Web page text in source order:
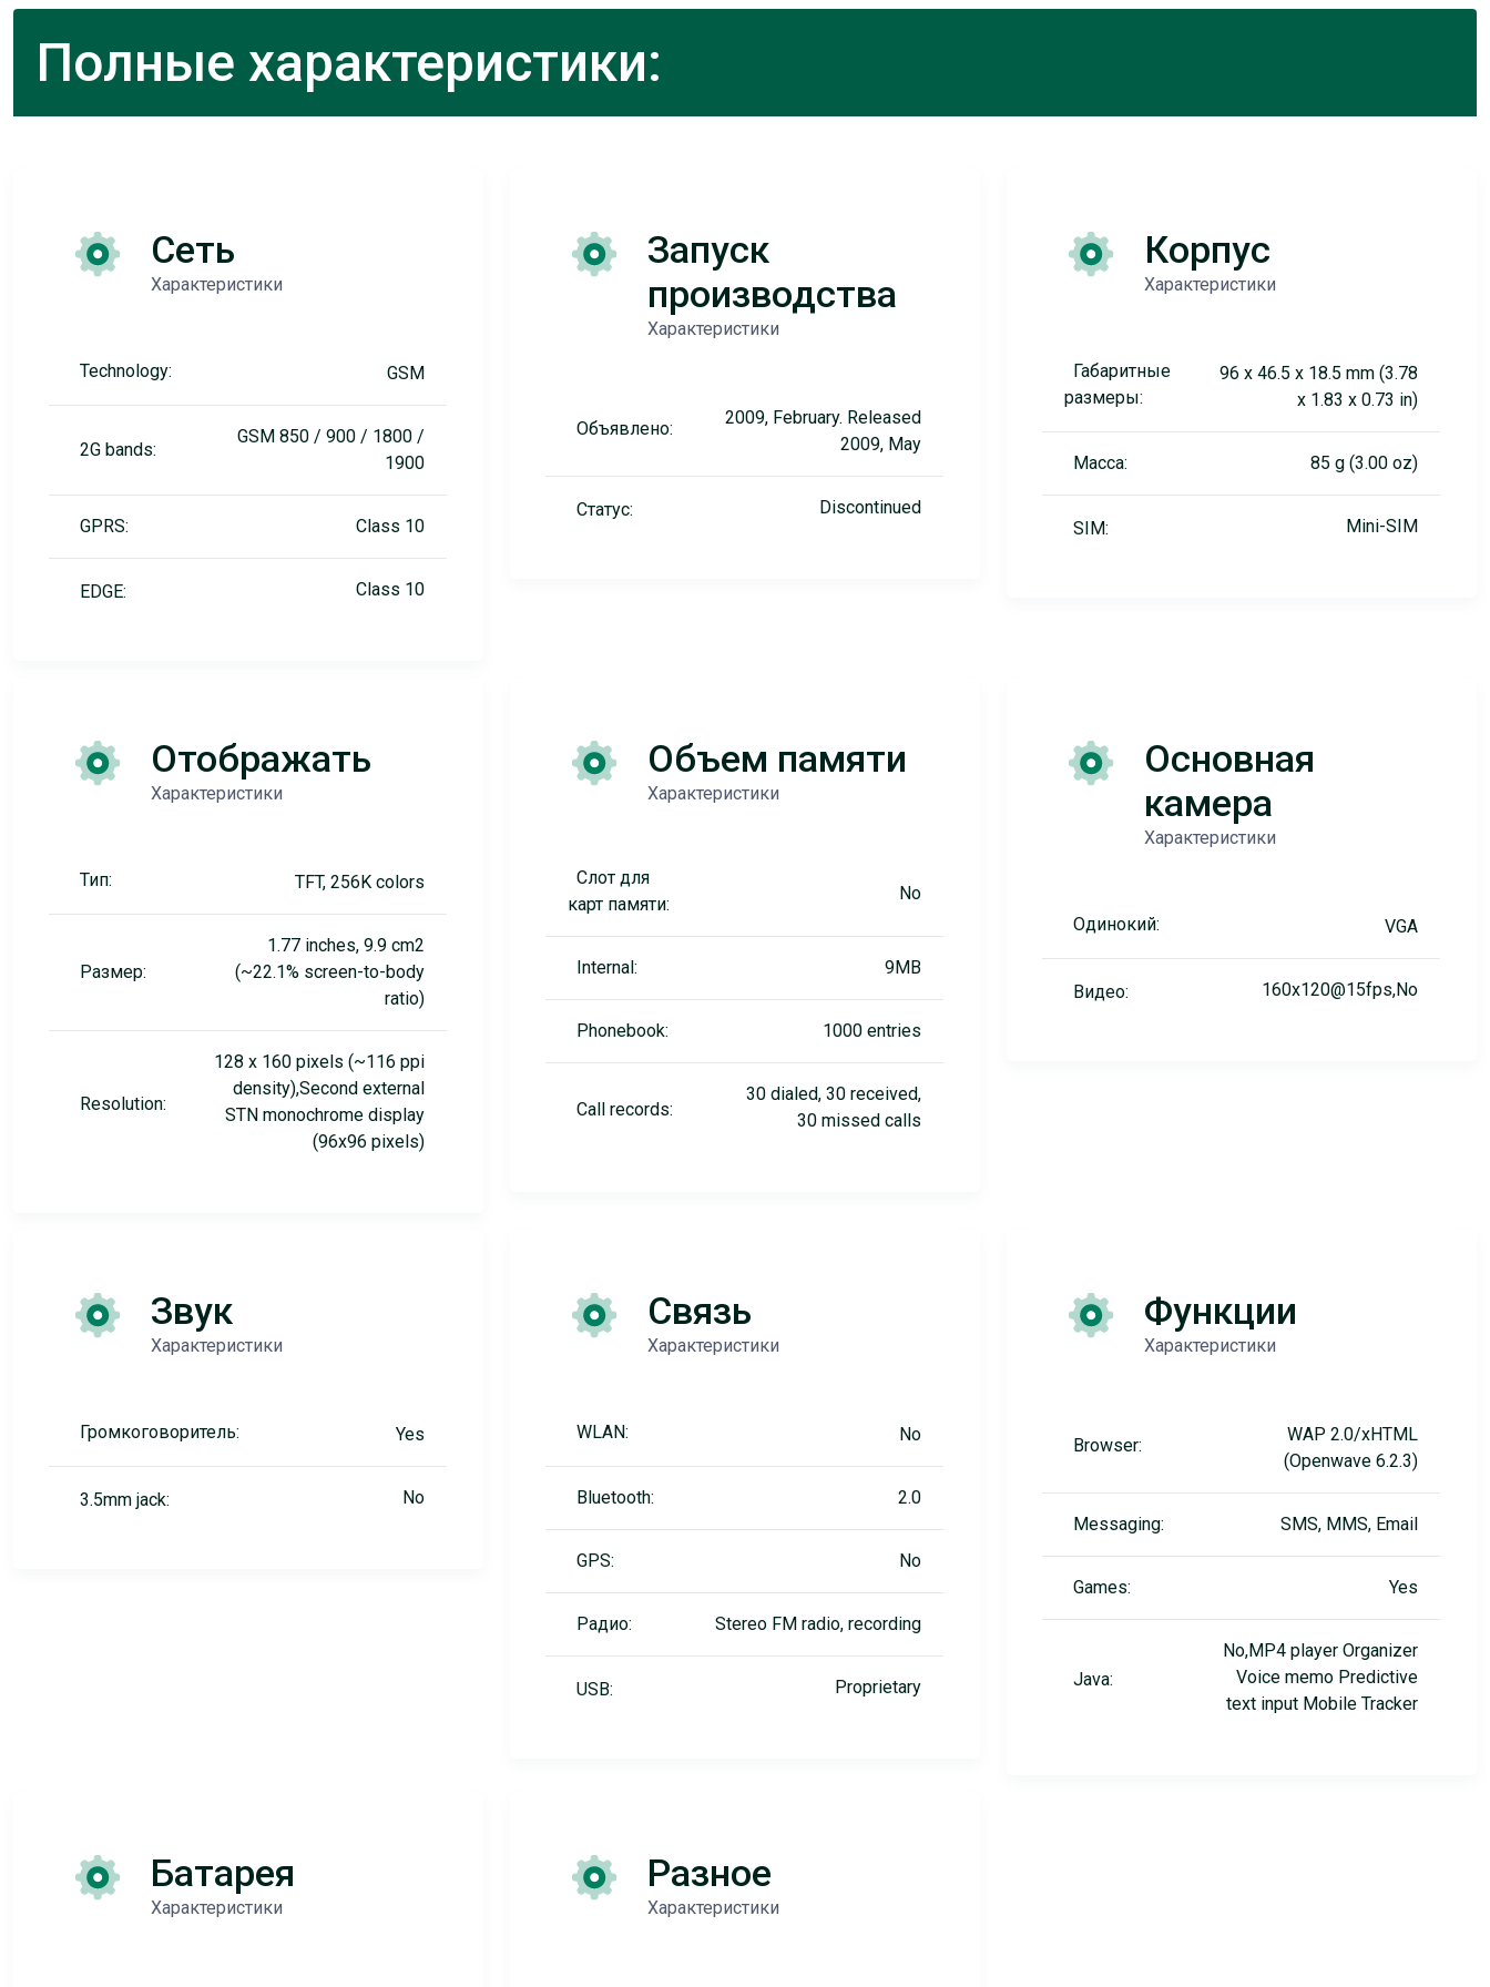
Полные характеристики:
Сеть
Характеристики
Technology: GSM
2G bands:
GSM 850 / 900 / 1800 /
1900
GPRS: Class 10
EDGE: Class 10
Запуск
производства
Характеристики
Объявлено:
2009, February. Released
2009, May
Статус: Discontinued
Корпус
Характеристики
Габаритные
размеры:
96 x 46.5 x 18.5 mm (3.78
x 1.83 x 0.73 in)
Масса: 85 g (3.00 oz)
SIM: Mini-SIM
Отображать
Характеристики
Тип: TFT, 256K colors
Размер:
1.77 inches, 9.9 cm2
(~22.1% screen-to-body
ratio)
Resolution:
128 x 160 pixels (~116 ppi
density),Second external
STN monochrome display
(96x96 pixels)
Объем памяти
Характеристики
Слот для
карт памяти:
No
Internal: 9MB
Phonebook: 1000 entries
Call records:
30 dialed, 30 received,
30 missed calls
Основная
камера
Характеристики
Одинокий: VGA
Видео: 160x120@15fps,No
Звук
Характеристики
Громкоговоритель: Yes
3.5mm jack: No
Связь
Характеристики
WLAN: No
Bluetooth: 2.0
GPS: No
Радио: Stereo FM radio, recording
USB: Proprietary
Функции
Характеристики
Browser:
WAP 2.0/xHTML
(Openwave 6.2.3)
Messaging: SMS, MMS, Email
Games: Yes
Java:
No,MP4 player Organizer
Voice memo Predictive
text input Mobile Tracker
Батарея
Характеристики
Разное
Характеристики